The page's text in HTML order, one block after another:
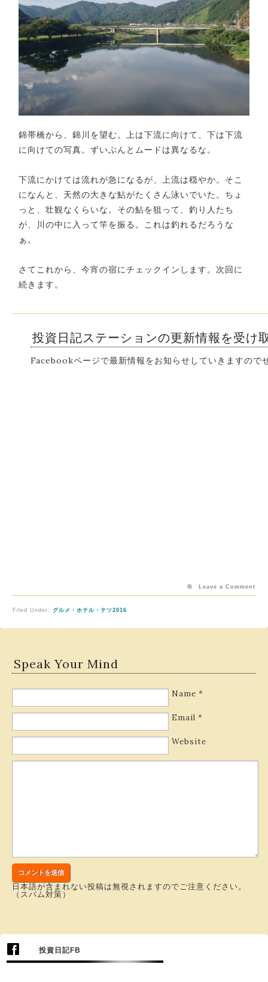
錦帯橋から、錦川を望む。上は下流に向けて、下は下流
に向けての写真。ずいぶんとムードは異なるな。
下流にかけては流れが急になるが、上流は穏やか。そこ
になんと、天然の大きな鮎がたくさん泳いでいた。ちょ
っと、壮観なくらいな。その鮎を狙って、釣り人たち
が、川の中に入って竿を振る。これは釣れるだろうな
ぁ。
さてこれから、今宵の宿にチェックインします。次回に
続きます。
投資日記ステーションの更新情報を受け
Facebookページで最新情報をお知らせしていきますので
Filed Under: グルメ・ホテル・テツ2016
Leave a Comment
Speak Your Mind
Name *
Email *
Website
日本語が含まれない投稿は無視されますのでご注意ください。
（スパム対策）
投資日記FB